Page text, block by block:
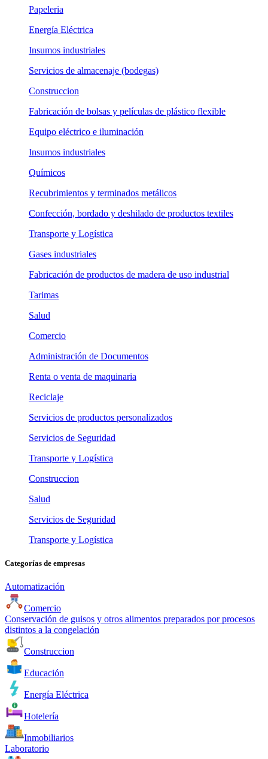
Papeleria
Energía Eléctrica
Insumos industriales
Servicios de almacenaje (bodegas)
Construccion
Fabricación de bolsas y películas de plástico flexible
Equipo eléctrico e iluminación
Insumos industriales
Químicos
Recubrimientos y terminados metálicos
Confección, bordado y deshilado de productos textiles
Transporte y Logística
Gases industriales
Fabricación de productos de madera de uso industrial
Tarimas
Salud
Comercio
Administración de Documentos
Renta o venta de maquinaria
Reciclaje
Servicios de productos personalizados
Servicios de Seguridad
Transporte y Logística
Construccion
Salud
Servicios de Seguridad
Transporte y Logística
Categorías de empresas
Automatización
Comercio
Conservación de guisos y otros alimentos preparados por procesos
distintos a la congelación
Construccion
Educación
Energía Eléctrica
Hotelería
Inmobiliarios
Laboratorio